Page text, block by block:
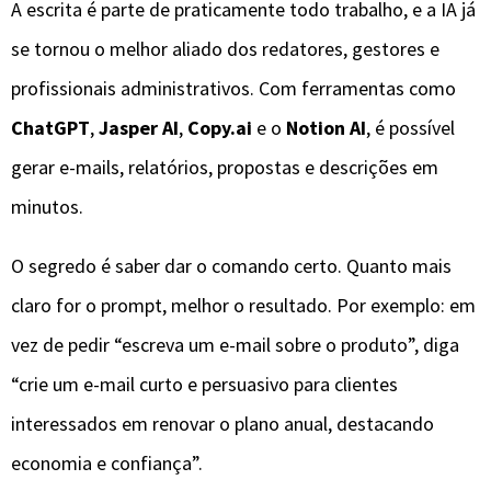
A escrita é parte de praticamente todo trabalho, e a IA já
se tornou o melhor aliado dos redatores, gestores e
profissionais administrativos. Com ferramentas como
ChatGPT,Jasper AI, Copy.ai e o Notion AI, é possível
gerar e-mails, relatórios, propostas e descrições em
minutos.
O segredo é saber dar o comando certo. Quanto mais
claro for o prompt, melhor o resultado. Por exemplo: em
vez de pedir “escreva um e-mail sobre o produto”, diga
“crie um e-mail curto e persuasivo para clientes
interessados em renovar o plano anual, destacando
economia e confiança”.